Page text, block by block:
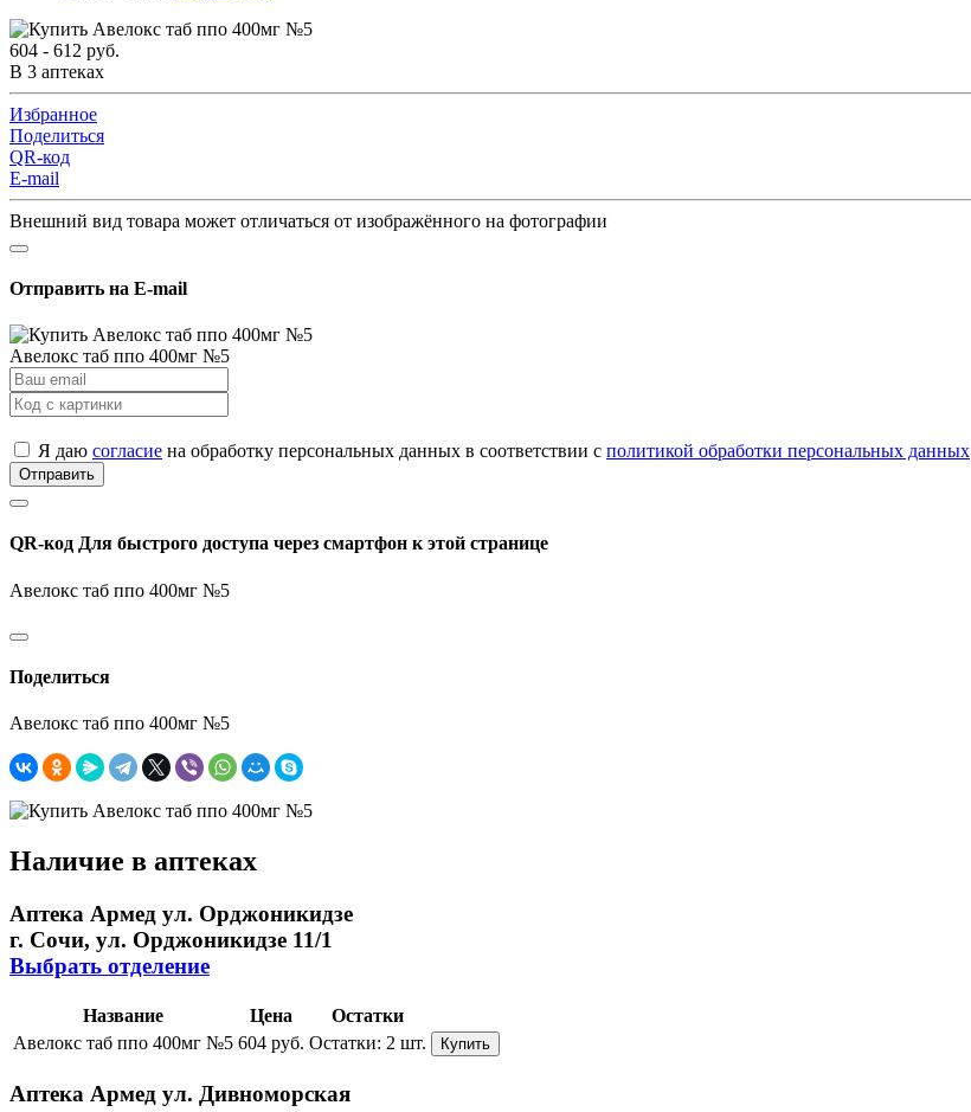
604 - 612 руб.
В 3 аптеках
Избранное
Поделиться
QR-код
E-mail
Внешний вид товара может отличаться от изображённого на фотографии
Отправить на E-mail
Авелокс таб ппо 400мг №5
Я даю согласие на обработку персональных данных в соответствии с политикой обработки персональных данных
Отправить
QR-код Для быстрого доступа через смартфон к этой странице
Авелокс таб ппо 400мг №5
Поделиться
Авелокс таб ппо 400мг №5
Наличие в аптеках
Аптека Армед ул. Орджоникидзе
г. Сочи, ул. Орджоникидзе 11/1
Выбрать отделение
Название Цена
Остатки
Авелокс таб ппо 400мг №5 604 руб. Остатки: 2 шт. Купить
Аптека Армед ул. Дивноморская